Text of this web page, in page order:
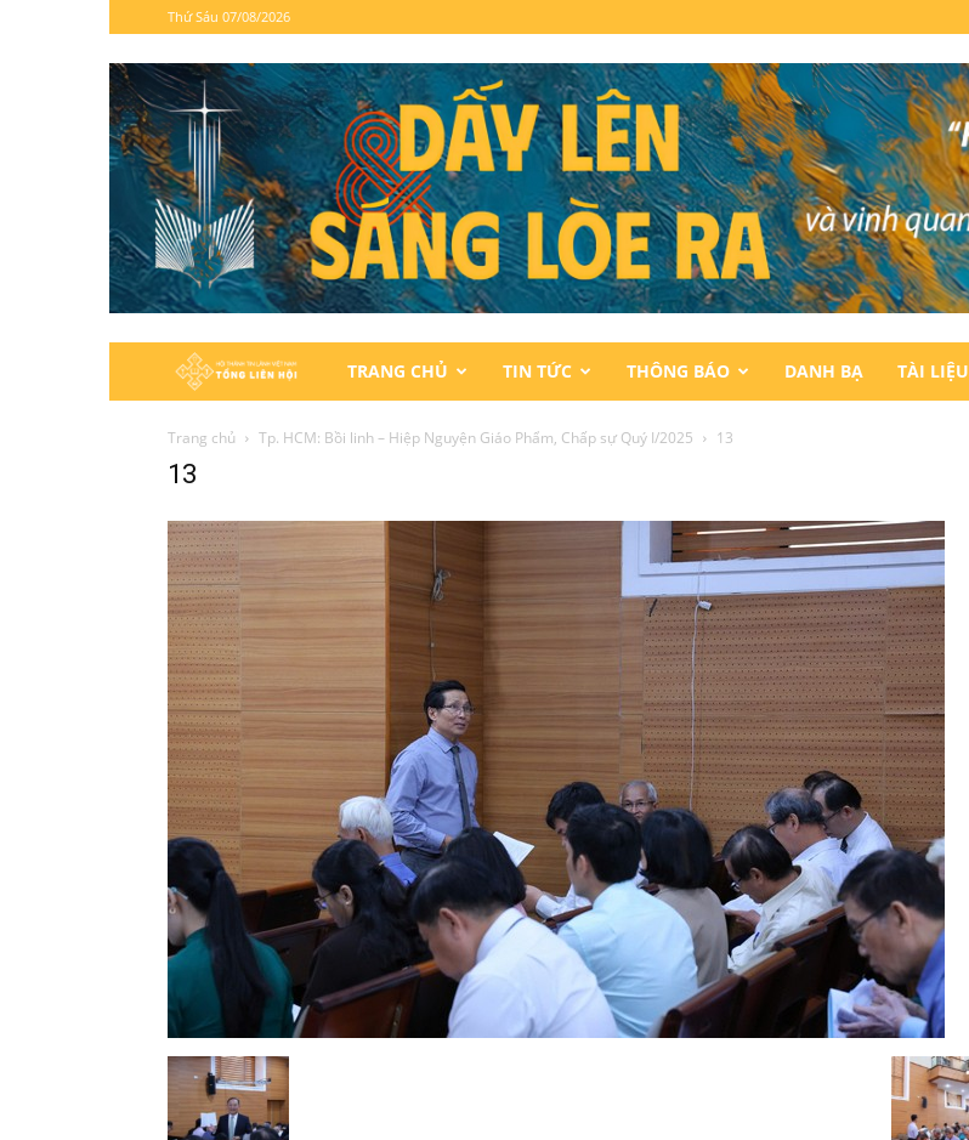
Thứ Sáu 07/08/2026
Hội
Thánh
Việt
Nam
TRANG CHỦ TIN TỨC THÔNG BÁO DANH BẠ TÀI LIỆU
Trang chủ Tp. HCM: Bồi linh – Hiệp Nguyện Giáo Phẩm, Chấp sự Quý I/2025 13
13